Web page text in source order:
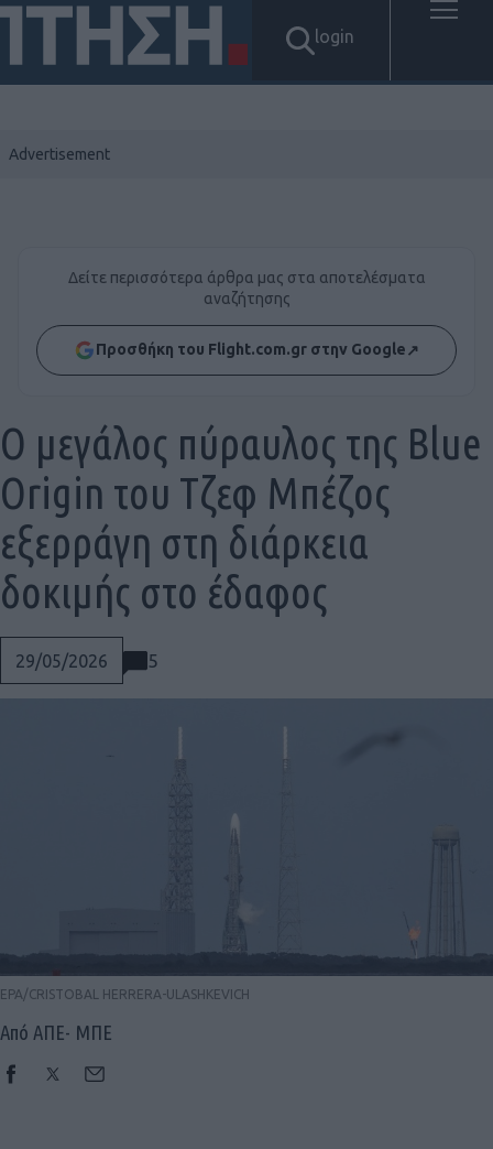
login
Social
Δείτε περισσότερα άρθρα μας στα αποτελέσματα
αναζήτησης
Προσθήκη του Flight.com.gr στην Google↗
29/05/2026 5
Ο μεγάλος πύραυλος της Blue
Origin του Τζεφ Μπέζος
εξερράγη στη διάρκεια
δοκιμής στο έδαφος
Από ΑΠΕ- ΜΠΕ
EPA/CRISTOBAL HERRERA-ULASHKEVICH